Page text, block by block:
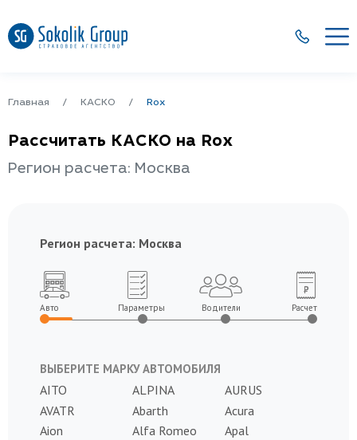
Главная КАСКО Rox
Рассчитать КАСКО на Rox
Регион расчета: Москва
Регион расчета: Москва
Авто Параметры Водители Расчет
ВЫБЕРИТЕ МАРКУ АВТОМОБИЛЯ
AITO ALPINA
AURUS
AVATR
Abarth
Acura
Aion
Alfa Romeo
Apal